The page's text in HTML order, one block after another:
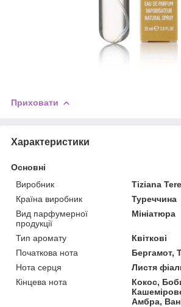
Приховати
Характеристики
Основні
Виробник
Tiziana
Країна виробник
Туреччина
Вид парфумерної
продукції
Мініатюра
Тип аромату
Квіткові
Початкова нота
Бергамот,
Нота серця
Листя
Кінцева нота
Кокос,
Амбра,